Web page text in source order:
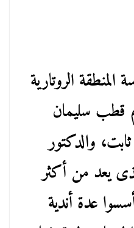
الروتارية
قطب سليمان
والدكتور
يعد من أكثر
عدة أندية